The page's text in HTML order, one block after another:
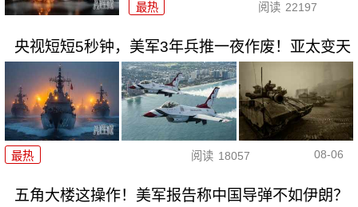
最热 阅读 22197
央视短短5秒钟，美军3年兵推一夜作废！亚太变天
最热 阅读 18057 08-06
五角大楼这操作！美军报告称中国导弹不如伊朗？